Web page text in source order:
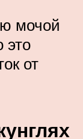
мочой
это
от